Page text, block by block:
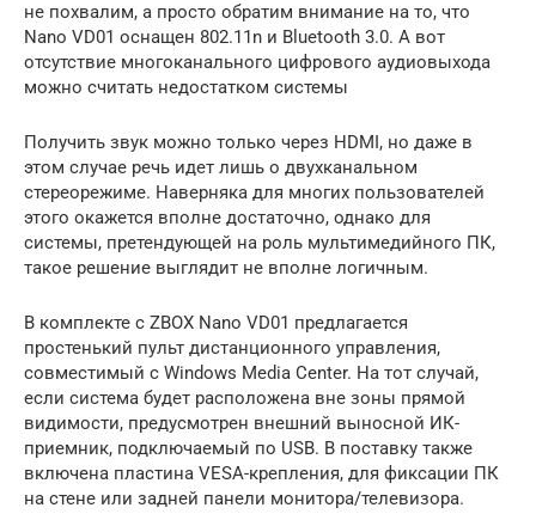
не похвалим, а просто обратим внимание на то, что
Nano VD01 оснащен 802.11n и Bluetooth 3.0. А вот
отсутствие многоканального цифрового аудиовыхода
можно считать недостатком системы
Получить звук можно только через HDMI, но даже в
этом случае речь идет лишь о двухканальном
стереорежиме. Наверняка для многих пользователей
этого окажется вполне достаточно, однако для
системы, претендующей на роль мультимедийного ПК,
такое решение выглядит не вполне логичным.
В комплекте с ZBOX Nano VD01 предлагается
простенький пульт дистанционного управления,
совместимый с Windows Media Center. На тот случай,
если система будет расположена вне зоны прямой
видимости, предусмотрен внешний выносной ИК-
приемник, подключаемый по USB. В поставку также
включена пластина VESA-крепления, для фиксации ПК
на стене или задней панели монитора/телевизора.